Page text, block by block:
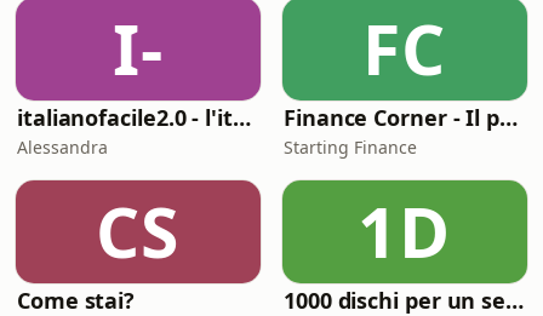
I-
italianofacile2.0 - l'italiano con le canzoni
Alessandra
FC
Finance Corner - Il podcast di Starting Finance
Starting Finance
CS
Come stai?
1D
1000 dischi per un secolo